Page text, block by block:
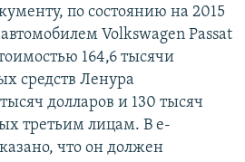
по состоянию на 2015
Volkswagen Passat
164,6 тысячи
средств Ленура
долларов и 130 тысяч
третьим лицам. В е-
что он должен